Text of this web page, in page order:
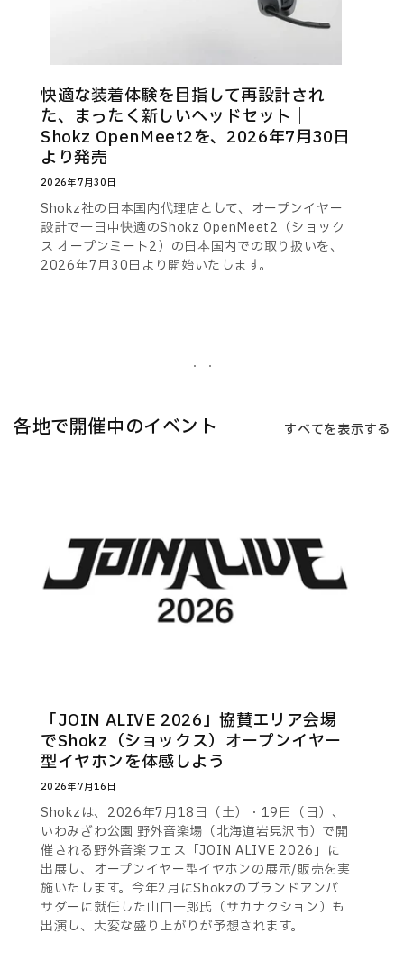
快適な装着体験を目指して再設計され
た、まったく新しいヘッドセット｜
Shokz OpenMeet2を、2026年7月30日
より発売
2026年7月30日
Shokz社の日本国内代理店として、オープンイヤー
設計で一日中快適のShokz OpenMeet2（ショック
ス オープンミート2）の日本国内での取り扱いを、
2026年7月30日より開始いたします。
各地で開催中のイベント すべてを表示する
「JOIN ALIVE 2026」協賛エリア会場
でShokz（ショックス）オープンイヤー
型イヤホンを体感しよう
2026年7月16日
Shokzは、2026年7月18日（土）・19日（日）、
いわみざわ公園 野外音楽場（北海道岩見沢市）で開
催される野外音楽フェス「JOIN ALIVE 2026」に
出展し、オープンイヤー型イヤホンの展示/販売を実
施いたします。今年2月にShokzのブランドアンバ
サダーに就任した山口一郎氏（サカナクション）も
出演し、大変な盛り上がりが予想されます。